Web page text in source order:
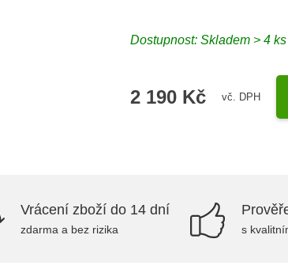
Dostupnost:Skladem > 4 ks
2 190 Kč vč. DPH
Vrácení zboží do 14 dní
zdarma a bez rizika s